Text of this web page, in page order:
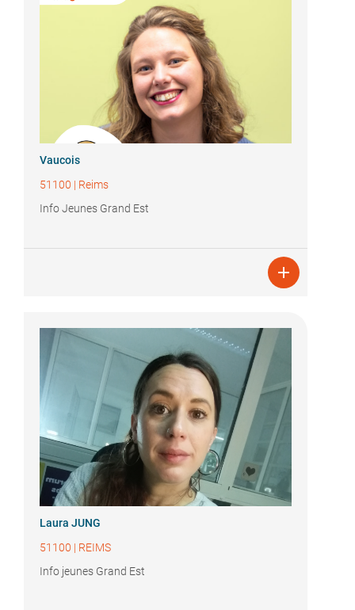
Vaucois
51100 | Reims
Info Jeunes Grand Est

Laura JUNG
51100 | REIMS
Info jeunes Grand Est